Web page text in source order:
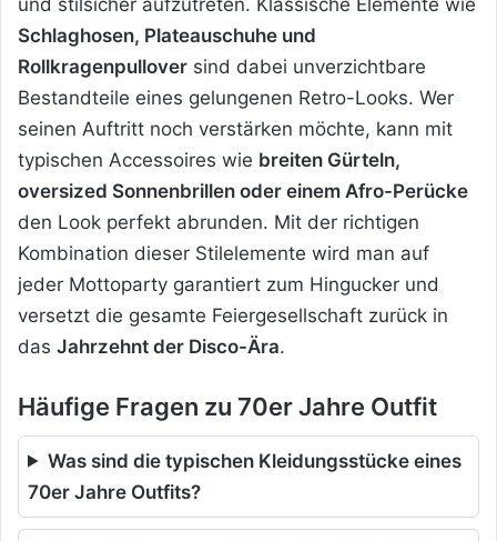
Schlaghosen, Plateauschuhe und
Rollkragenpullover sind dabei unverzichtbare
Bestandteile eines gelungenen Retro-Looks. Wer
seinen Auftritt noch verstärken möchte, kann mit
typischen Accessoires wie breiten Gürteln,
oversized Sonnenbrillen oder einem Afro-Perücke
den Look perfekt abrunden. Mit der richtigen
Kombination dieser Stilelemente wird man auf
jeder Mottoparty garantiert zum Hingucker und
versetzt die gesamte Feiergesellschaft zurück in
das Jahrzehnt der Disco-Ära.
Häufige Fragen zu 70er Jahre Outfit
Was sind die typischen Kleidungsstücke eines
70er Jahre Outfits?